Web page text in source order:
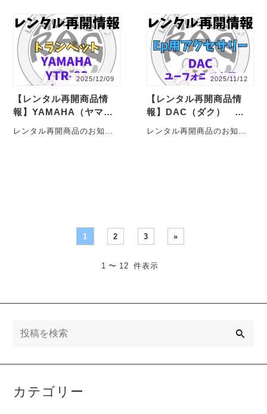
選定品 ・・・
イス・・・・
2025/12/09
【レンタル再開商品情
報】YAMAHA（ヤマ
ハ） YTR-83 アトリエ
チューン トランペット
レンタル再開商品のお知ら
2025/11/12
【レンタル再開商品情
報】DAC（ダク） ユ
ーフォニアム用ソフトケ
ース
レンタル再開商品のお知ら
1 2 3 »
1 〜 12 件表示
カテゴリー